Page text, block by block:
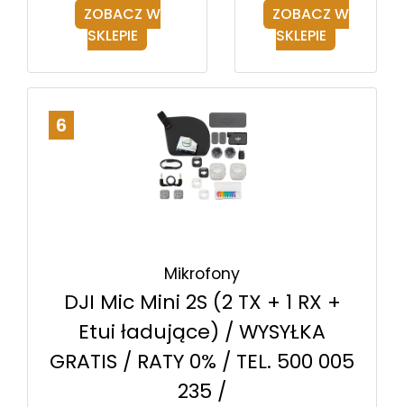
ZOBACZ W
SKLEPIE
ZOBACZ W
SKLEPIE
6
Mikrofony
DJI Mic Mini 2S (2 TX + 1 RX +
Etui ładujące) / WYSYŁKA
GRATIS / RATY 0% / TEL. 500 005
235 /